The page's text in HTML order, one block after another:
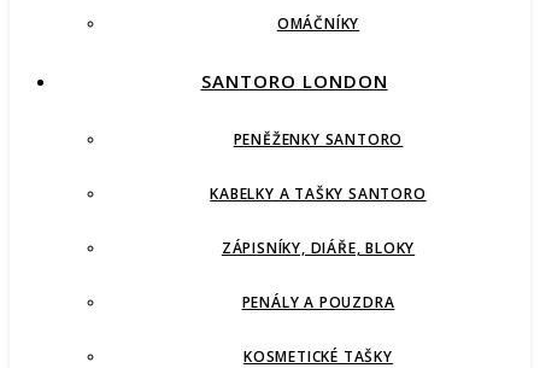
OMÁČNÍKY
SANTORO LONDON
PENĚŽENKY SANTORO
KABELKY A TAŠKY SANTORO
ZÁPISNÍKY, DIÁŘE, BLOKY
PENÁLY A POUZDRA
KOSMETICKÉ TAŠKY